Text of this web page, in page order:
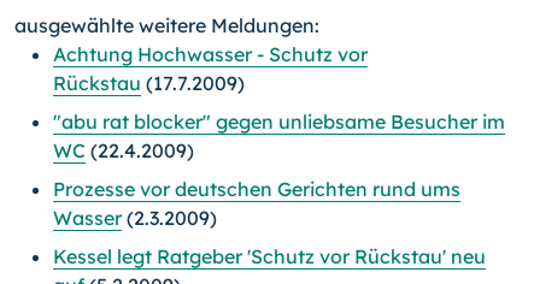
ausgewählte weitere Meldungen:
Achtung Hochwasser - Schutz vor
Rückstau (17.7.2009)
"abu rat blocker" gegen unliebsame Besucher im
WC (22.4.2009)
Prozesse vor deutschen Gerichten rund ums
Wasser(2.3.2009)
Kessel legt Ratgeber 'Schutz vor Rückstau' neu